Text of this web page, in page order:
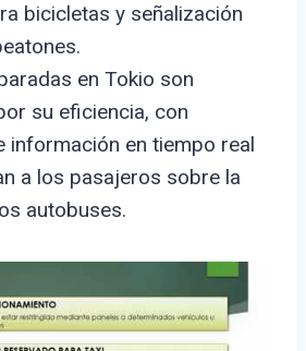
bicicletas y señalización
en Tokio son
su eficiencia, con
información en tiempo real
a los pasajeros sobre la
autobuses.